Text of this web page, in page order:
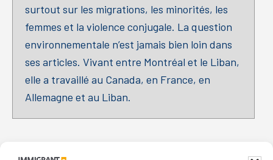
surtout sur les migrations, les minorités, les
femmes et la violence conjugale. La question
environnementale n’est jamais bien loin dans
ses articles. Vivant entre Montréal et le Liban,
elle a travaillé au Canada, en France, en
Allemagne et au Liban.
Primary